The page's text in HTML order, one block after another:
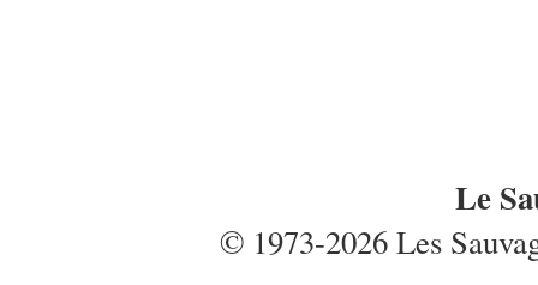
Le
© 1973-2026 Les